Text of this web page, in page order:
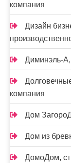
компания
Дизайн
Диминэль-А,
компания
Дом
Дом из
ДомоДом,